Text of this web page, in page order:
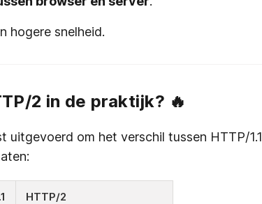
hogere snelheid.
2 in de praktijk? 🔥
uitgevoerd om het verschil tussen HTTP/1.1
HTTP/2